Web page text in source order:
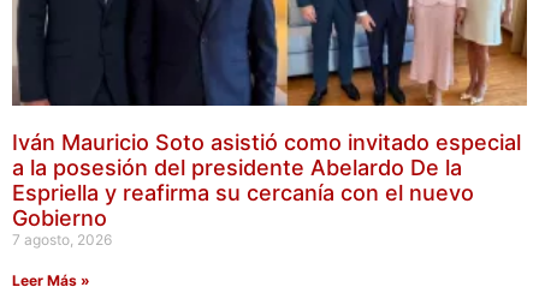
Iván Mauricio Soto asistió como invitado especial
a la posesión del presidente Abelardo De la
Espriella y reafirma su cercanía con el nuevo
Gobierno
7 agosto, 2026
Leer Más »